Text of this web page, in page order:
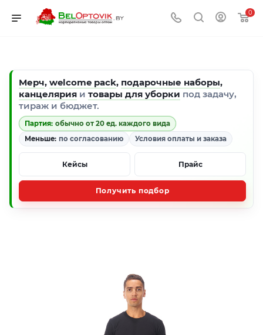
0
Мерч, welcome pack, подарочные наборы,
канцелярия и товары для уборки под задачу,
тираж и бюджет.
Партия: обычно от 20 ед. каждого вида
Меньше: по согласованию Условия оплаты и заказа
Кейсы Прайс
Получить подбор